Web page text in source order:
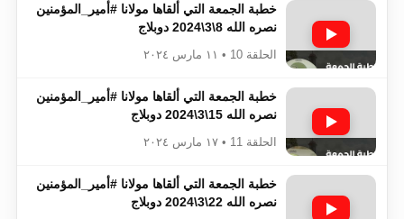
خطبة الجمعة التي ألقاها مولانا #أمير_المؤمنين​​​​​​
نصره الله 8\3\2024 دوبلاج
الحلقة 10 • ١١ مارس ٢٠٢٤
خطبة الجمعة التي ألقاها مولانا #أمير_المؤمنين​​​​​​
نصره الله 15\3\2024 دوبلاج
الحلقة 11 • ١٧ مارس ٢٠٢٤
خطبة الجمعة التي ألقاها مولانا #أمير_المؤمنين​​​​​​
نصره الله 22\3\2024 دوبلاج